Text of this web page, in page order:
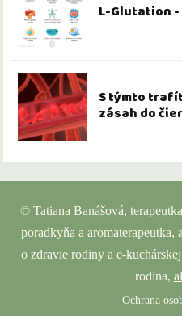
L-Glutation
S týmto
zásah do
© Tatiana Banášová,
poradkyňa a
o zdravie rodiny a e-
rodina,
Ochrana